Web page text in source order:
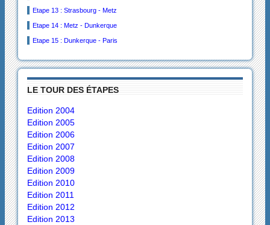
Etape 13 : Strasbourg - Metz
Etape 14 : Metz - Dunkerque
Etape 15 : Dunkerque - Paris
LE TOUR DES ÉTAPES
Edition 2004
Edition 2005
Edition 2006
Edition 2007
Edition 2008
Edition 2009
Edition 2010
Edition 2011
Edition 2012
Edition 2013